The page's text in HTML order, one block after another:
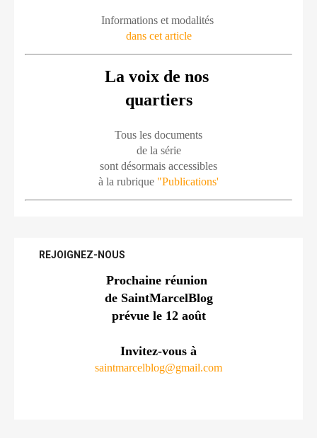
Informations et modalités
dans cet article
La voix de nos
quartiers
Tous les documents
de la série
sont désormais accessibles
à la rubrique "Publications'
REJOIGNEZ-NOUS
Prochaine réunion
de SaintMarcelBlog
prévue le 12 août
Invitez-vous à
saintmarcelblog@gmail.com